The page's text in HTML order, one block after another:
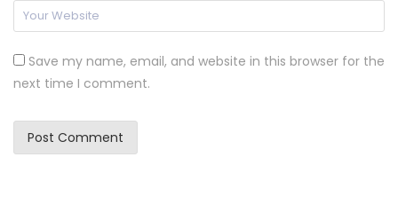
Save my name, email, and website in this browser for the
next time I comment.